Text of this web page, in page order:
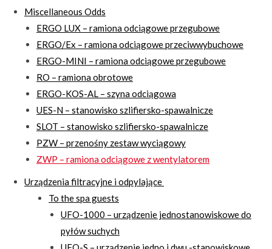
Miscellaneous Odds
ERGO LUX – ramiona odciągowe przegubowe
ERGO/Ex – ramiona odciągowe przeciwwybuchowe
ERGO-MINI – ramiona odciągowe przegubowe
RO – ramiona obrotowe
ERGO-KOS-AL – szyna odciągowa
UES-N – stanowisko szlifiersko-spawalnicze
SLOT – stanowisko szlifiersko-spawalnicze
PZW – przenośny zestaw wyciągowy
ZWP – ramiona odciągowe z wentylatorem
Urządzenia filtracyjne i odpylające
To the spa guests
UFO-1000 – urządzenie jednostanowiskowe do
pyłów suchych